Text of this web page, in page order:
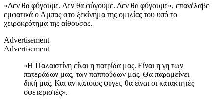
«Δεν θα φύγουμε. Δεν θα φύγουμε. Δεν θα φύγουμε», επανέλαβε
εμφατικά ο Αμπας στο ξεκίνημα της ομιλίας του υπό το
χειροκρότημα της αίθουσας.
Advertisement
Advertisement
«Η Παλαιστίνη είναι η πατρίδα μας. Είναι η γη των
πατεράδων μας, των παππούδων μας. Θα παραμείνει
δική μας. Και αν κάποιος φύγει, θα είναι οι κατακτητές
σφετεριστές».